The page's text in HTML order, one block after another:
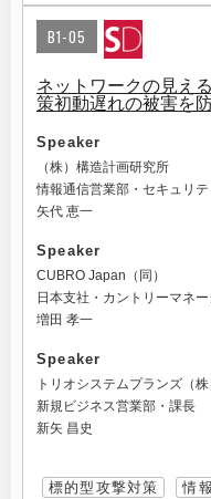
B1-05
ネットワークの見え
策初動遅れの被害を防
Speaker
（株）構造計画研究所
情報通信営業部・セキュリ
矢代 恵一
Speaker
CUBRO Japan（同）
日本支社・カントリーマネー
増田 孝一
Speaker
トリオシステムプランズ（株
新規ビジネス営業部・課長
新矢 昌史
標的型攻撃対策 情